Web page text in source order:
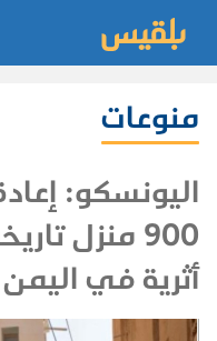
منوعات
اليونسكو:
900 منزل
أثرية في اليمن